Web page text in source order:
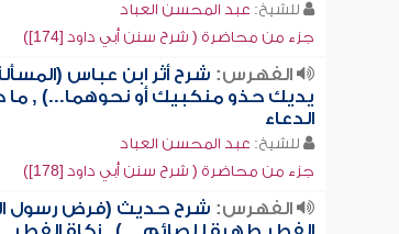
للشيخ: عبد المحسن العباد
جزء من محاضرة ( شرح سنن أبي داود [174])
الفهرس: شرح أثر ابن عباس
يديك حذو منكبيك أو نحوهما...) , ما
الدعاء
للشيخ: عبد المحسن العباد
جزء من محاضرة ( شرح سنن أبي داود [178])
الفهرس: شرح حديث (فرض رسول